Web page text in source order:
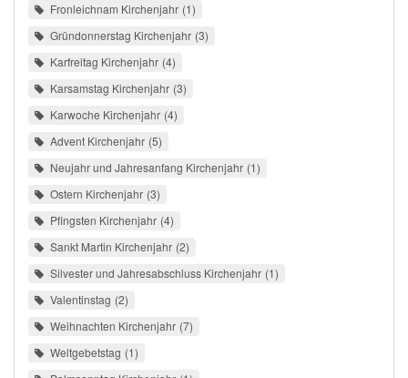
Fronleichnam Kirchenjahr 1
Gründonnerstag Kirchenjahr 3
Karfreitag Kirchenjahr 4
Karsamstag Kirchenjahr 3
Karwoche Kirchenjahr 4
Advent Kirchenjahr 5
Neujahr und Jahresanfang Kirchenjahr 1
Ostern Kirchenjahr 3
Pfingsten Kirchenjahr 4
Sankt Martin Kirchenjahr 2
Silvester und Jahresabschluss Kirchenjahr 1
Valentinstag 2
Weihnachten Kirchenjahr 7
Weltgebetstag 1